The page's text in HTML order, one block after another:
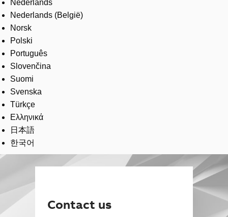
Nederlands
Nederlands (België)
Norsk
Polski
Português
Slovenčina
Suomi
Svenska
Türkçe
Ελληνικά
日本語
한국어
Contact us